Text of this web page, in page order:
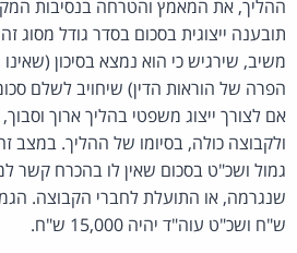
ההליך, את המאמץ והטרחה בנסיבות
תובענה ייצוגית בסכום בסדר גודל מסוג
משיב, שירגיש כי הוא נמצא בסיכון
הפרה של הוראות הדין) שיחויב לשלם
אם לצורך ייצוג משפטי בהליך ארוך
ולקבוצה כולה, בסיומו של ההליך.
גמול ושכ"ט בסכום שאין לו בהכרח
ש"ח ושכ"ט עוה"ד יהיה 15,000 ש"ח.